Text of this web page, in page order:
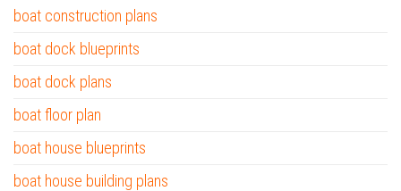
boat construction plans
boat dock blueprints
boat dock plans
boat floor plan
boat house blueprints
boat house building plans